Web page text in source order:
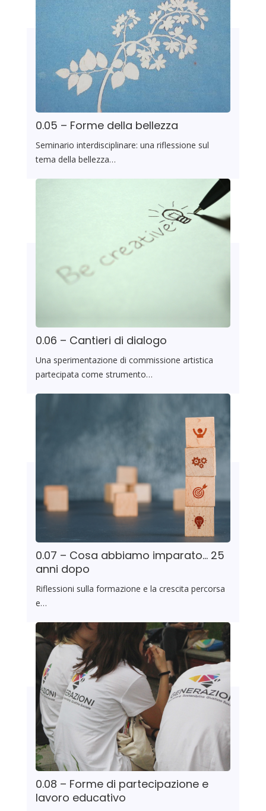
0.05 – Forme della bellezza
Seminario interdisciplinare: una riflessione sul
tema della bellezza…
0.06 – Cantieri di dialogo
Una sperimentazione di commissione artistica
partecipata come strumento…
0.07 – Cosa abbiamo imparato… 25
anni dopo
Riflessioni sulla formazione e la crescita percorsa
e…
0.08 – Forme di partecipazione e
lavoro educativo